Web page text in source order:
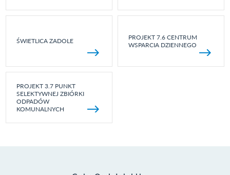
ŚWIETLICA ZADOLE
PROJEKT 7.6 CENTRUM
WSPARCIA DZIENNEGO
PROJEKT 3.7 PUNKT
SELEKTYWNEJ ZBIÓRKI
ODPADÓW
KOMUNALNYCH